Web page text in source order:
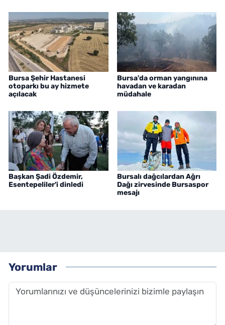
Bursa Şehir Hastanesi
otoparkı bu ay hizmete
açılacak
Bursa'da orman yangınına
havadan ve karadan
müdahale
Başkan Şadi Özdemir,
Esentepeliler'i dinledi
Bursalı dağcılardan Ağrı
Dağı zirvesinde Bursaspor
mesajı
Yorumlar